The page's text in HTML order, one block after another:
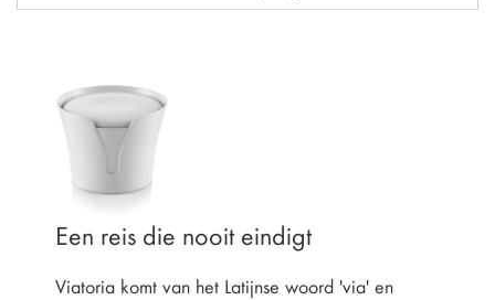
Een reis die nooit eindigt
Viatoria komt van het Latijnse woord 'via' en